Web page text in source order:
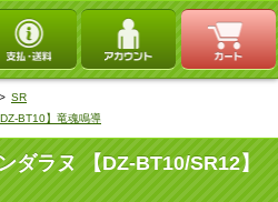
> SR
DZ-BT10】竜魂鳴導
ダラヌ 【DZ-BT10/SR12】